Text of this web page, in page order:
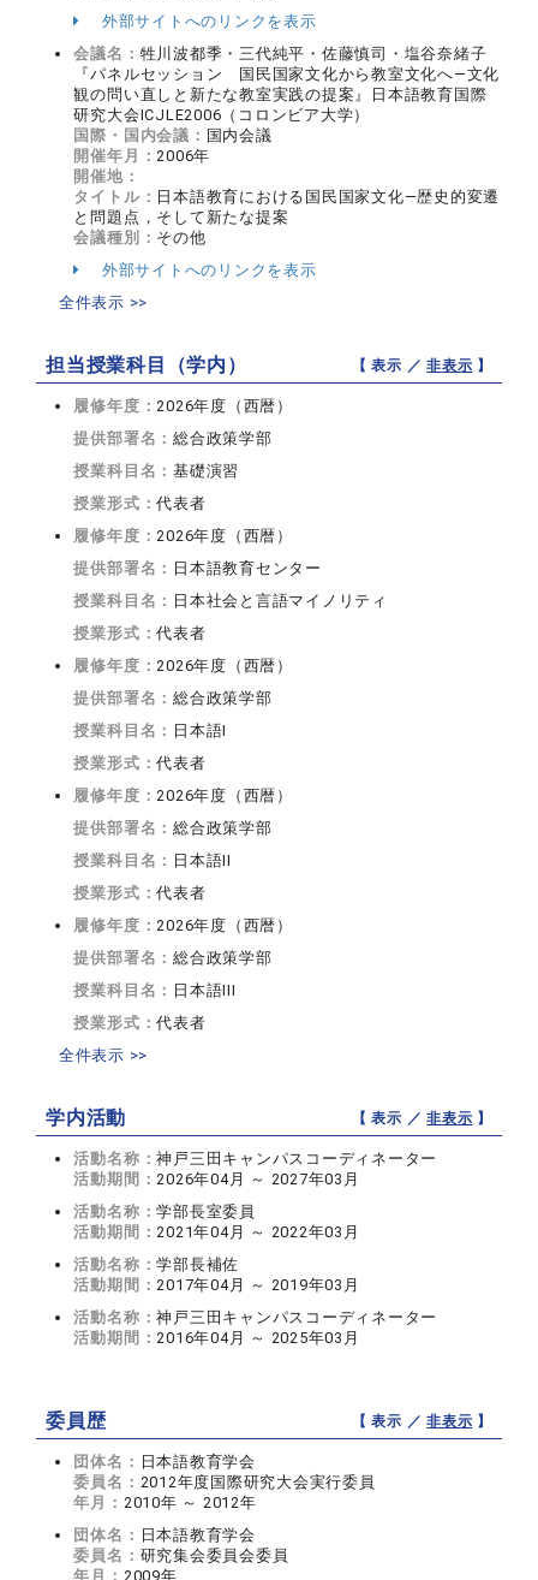
外部サイトへのリンクを表示
会議名： 牲川波都季・三代純平・佐藤慎司・塩谷奈緒子
『パネルセッション 国民国家文化から教室文化へ―文化
観の問い直しと新たな教室実践の提案』日本語教育国際
研究大会ICJLE2006（コロンビア大学）
国際・国内会議： 国内会議
開催年月：2006年
開催地：
タイトル： 日本語教育における国民国家文化―歴史的変遷
と問題点，そして新たな提案
会議種別： その他
外部サイトへのリンクを表示
全件表示 >>
担当授業科目（学内） 【 表示 ／非表示 】
履修年度：2026年度（西暦）
提供部署名：総合政策学部
授業科目名：基礎演習
授業形式：代表者
履修年度：2026年度（西暦）
提供部署名： 日本語教育センター
授業科目名： 日本社会と言語マイノリティ
授業形式：代表者
履修年度：2026年度（西暦）
提供部署名：総合政策学部
授業科目名： 日本語I
授業形式：代表者
履修年度：2026年度（西暦）
提供部署名：総合政策学部
授業科目名： 日本語II
授業形式：代表者
履修年度：2026年度（西暦）
提供部署名：総合政策学部
授業科目名： 日本語III
授業形式：代表者
全件表示 >>
学内活動 【 表示 ／非表示 】
活動名称：神戸三田キャンパスコーディネーター
活動期間：2026年04月 ～ 2027年03月
活動名称：学部長室委員
活動期間：2021年04月 ～ 2022年03月
活動名称：学部長補佐
活動期間：2017年04月 ～ 2019年03月
活動名称：神戸三田キャンパスコーディネーター
活動期間：2016年04月 ～ 2025年03月
委員歴 【 表示 ／非表示 】
団体名： 日本語教育学会
委員名： 2012年度国際研究大会実行委員
年月： 2010年 ～ 2012年
団体名： 日本語教育学会
委員名： 研究集会委員会委員
年月： 2009年